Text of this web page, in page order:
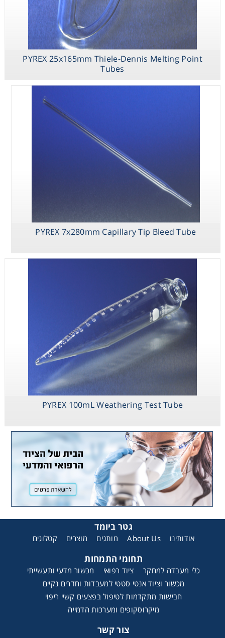
PYREX 25x165mm Thiele-Dennis Melting Point
Tubes
PYREX 7x280mm Capillary Tip Bleed Tube
PYREX 100mL Weathering Test Tube
גטר ביומד
אודותינו About Us מותגים מוצרים קטלוגים
תחומי התמחות
כלי מעבדה למחקר ציוד רפואי
מכשור מדעי ותעשייתי
מכשור וציוד אנטי סטטי למעבדות וחדרים נקיים
חבישות מתקדמות לטיפול בפצעים קשיי ריפוי
מיקרוסקופים ומערכות הדמייה
צור קשר
PYREX 100mL
Weathering Test
Tube